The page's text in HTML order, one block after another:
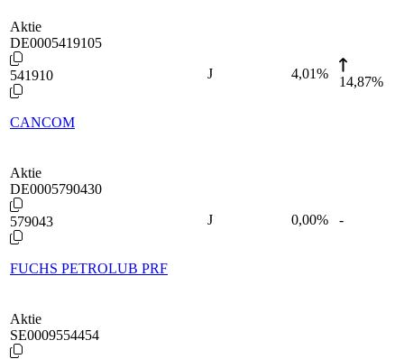
Aktie
DE0005419105
541910
CANCOM
J 4,01%
14,87%
Aktie
DE0005790430
579043
FUCHS PETROLUB PRF
J 0,00% -
Aktie
SE0009554454